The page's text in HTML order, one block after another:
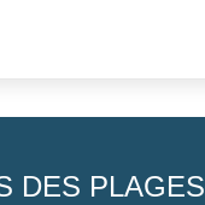
DES PLAGES